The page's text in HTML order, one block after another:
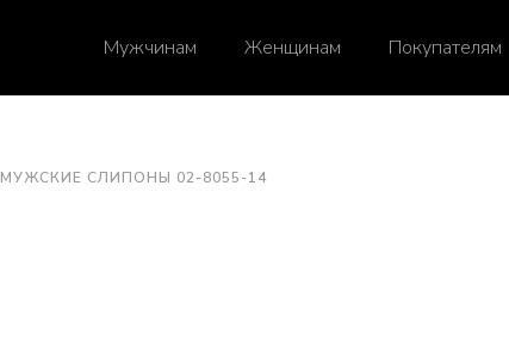
Мужчинам Женщинам Покупателям
МУЖСКИЕ СЛИПОНЫ 02-8055-14